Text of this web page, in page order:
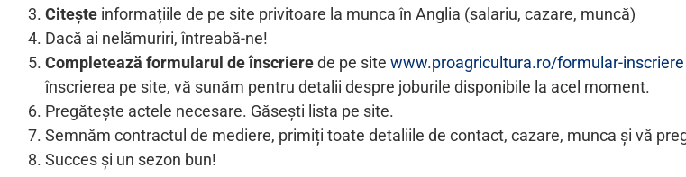
Citește informațiile de pe site privitoare la munca în Anglia (salariu, cazare, muncă)
Dacă ai nelămuriri, întreabă-ne!
Completează formularul de înscrierede pe site www.proagricultura.ro/formular-inscriere
înscrierea pe site, vă sunăm pentru detalii despre joburile disponibile la acel moment.
Pregătește actele necesare. Găsești lista pe site.
Semnăm contractul de mediere, primiți toate detaliile de contact, cazare, munca și vă
Succes și un sezon bun!